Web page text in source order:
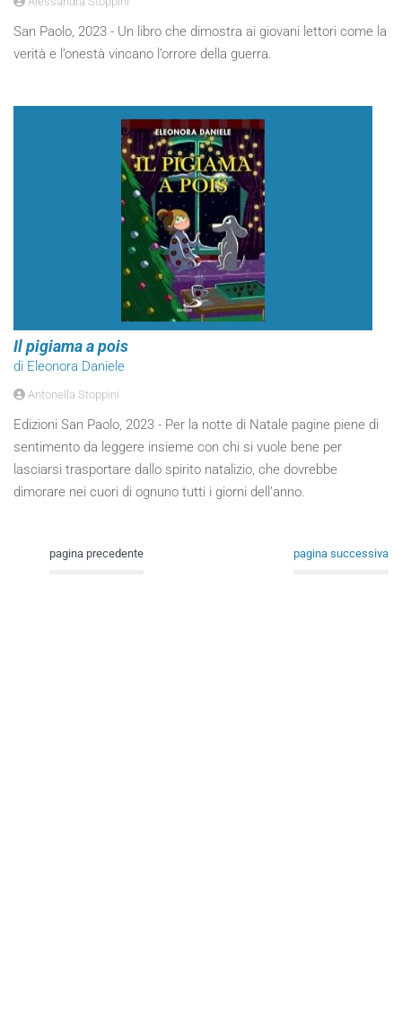
San Paolo, 2023 - Un libro che dimostra ai giovani lettori come la
verità e l’onestà vincano l’orrore della guerra.
Il pigiama a pois
di Eleonora Daniele
Antonella Stoppini
Edizioni San Paolo, 2023 - Per la notte di Natale pagine piene di
sentimento da leggere insieme con chi si vuole bene per
lasciarsi trasportare dallo spirito natalizio, che dovrebbe
dimorare nei cuori di ognuno tutti i giorni dell’anno.
pagina precedente pagina successiva